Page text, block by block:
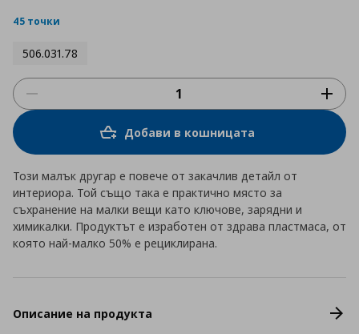
45 точки
506.031.78
Добави в кошницата
Този малък другар е повече от закачлив детайл от
интериора. Той също така е практично място за
съхранение на малки вещи като ключове, зарядни и
химикалки. Продуктът е изработен от здрава пластмаса, от
която най-малко 50% е рециклирана.
Описание на продукта